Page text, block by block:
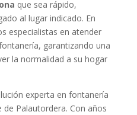
que sea rápido,
al lugar indicado. En
especialistas en atender
garantizando una
la normalidad a su hogar
experta en fontanería
de Palautordera. Con años